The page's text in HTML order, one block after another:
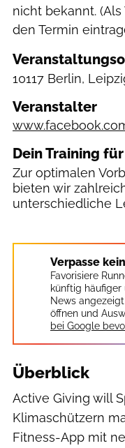
nicht bekannt.
den Termin
10117 Berlin,
Veranstalter
Dein Training
Zur optimalen
bieten wir
unterschiedliche
Verpasse
Favorisiere
künftig häufiger
News
öffnen und
bei Google
Überblick
Active Giving will
Klimaschützern
Fitness-App mit